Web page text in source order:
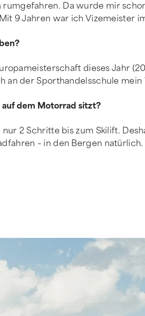
Da wurde mir
9 Jahren war ich Vizemeister
dieses Jahr
an der Sporthandelsschule
dem Motorrad sitzt?
2 Schritte bis zum Skilift.
– in den Bergen natürlich.